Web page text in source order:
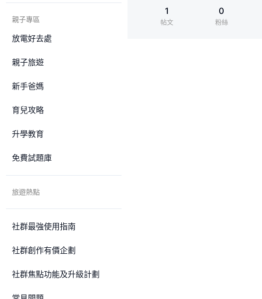
親子專區
放電好去處
親子旅遊
新手爸媽
育兒攻略
升學教育
免費試題庫
旅遊熱點
社群最強使用指南
社群創作有價企劃
社群焦點功能及升級計劃
1
帖文
0
粉絲